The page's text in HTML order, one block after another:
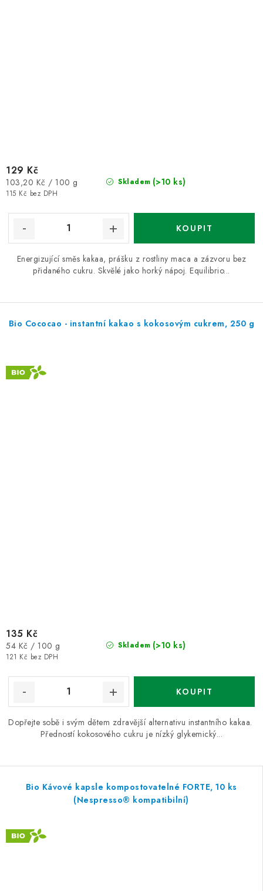
Skladem (>10 ks)
115 Kč bez DPH
129 Kč
Měrná
cena:
103,20 Kč / 100 g
Energizující směs kakaa, prášku z rostliny maca a zázvoru bez
přidaného cukru. Skvělé jako horký nápoj. Equilibrio...
Bio Cococao - instantní kakao s kokosovým cukrem, 250 g
Skladem (>10 ks)
121 Kč bez DPH
135 Kč
Měrná
cena:
54 Kč / 100 g
Dopřejte sobě i svým dětem zdravější alternativu instantního kakaa.
Předností kokosového cukru je nízký glykemický...
Bio Kávové kapsle kompostovatelné FORTE, 10 ks
(Nespresso® kompatibilní)